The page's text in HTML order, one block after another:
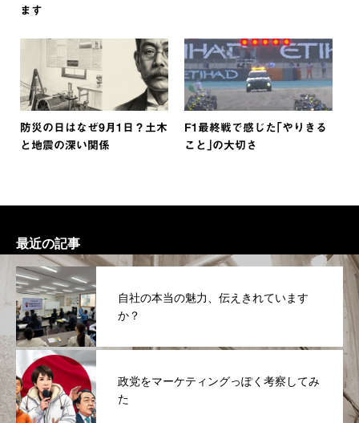
ます
防災の日はなぜ9月1日？土木
と地震の深い関係
F1最終戦で感じた｢やりきる
こと｣の大切さ
最近の記事
自社の本当の魅力、伝えきれています
か？
政党をマーケティングっぽく考察してみ
た